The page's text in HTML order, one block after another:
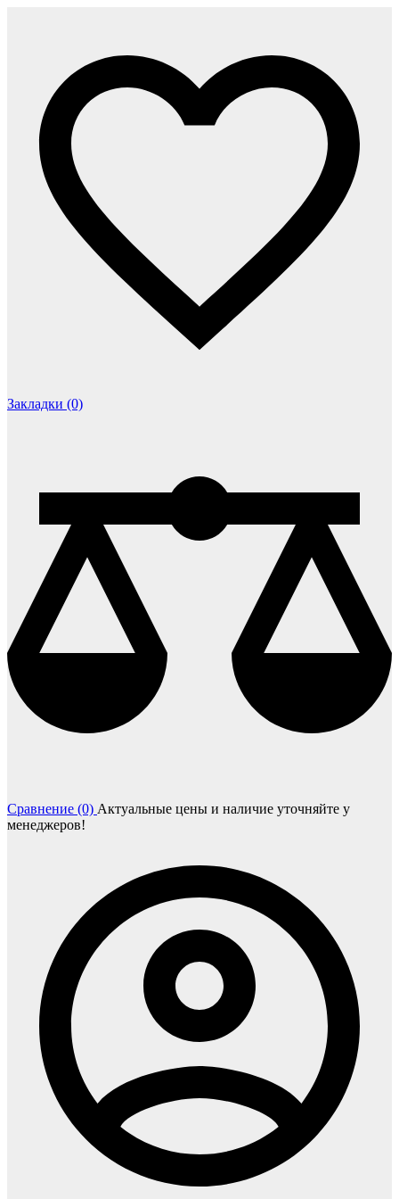
Закладки (0)
Сравнение (0) Актуальные цены и наличие уточняйте у
менеджеров!